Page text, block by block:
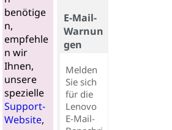
benötige
n,
empfehle
n wir
Ihnen,
unsere
spezielle
Support-
Website,
E-Mail-
Warnun
gen
Melden
Sie sich
für die
Lenovo
E-Mail-